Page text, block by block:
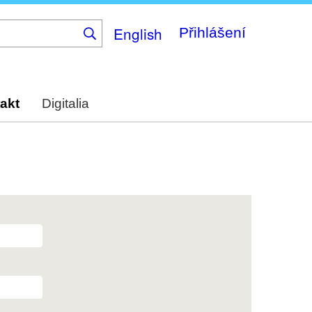
English Přihlášení
Digitalia